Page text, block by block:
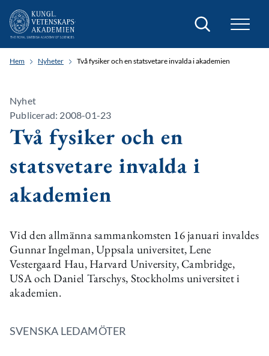
Sök
Hem Nyheter Två fysiker och en statsvetare invalda i akademien
Nyhet
Publicerad: 2008-01-23
Två fysiker och en
statsvetare invalda i
akademien
Vid den allmänna sammankomsten 16 januari invaldes
Gunnar Ingelman, Uppsala universitet, Lene
Vestergaard Hau, Harvard University, Cambridge,
USA och Daniel Tarschys, Stockholms universitet i
akademien.
SVENSKA LEDAMÖTER